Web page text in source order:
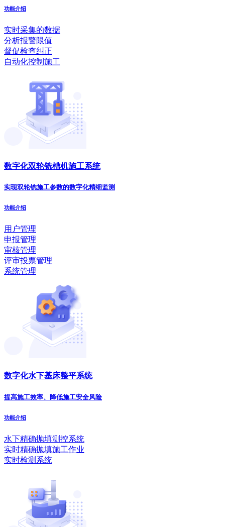
功能介绍
实时采集的数据
分析报警限值
督促检查纠正
自动化控制施工
数字化双轮铣槽机施工系统
实现双轮铣施工参数的数字化精细监测
功能介绍
用户管理
申报管理
审核管理
评审投票管理
系统管理
数字化水下基床整平系统
提高施工效率、降低施工安全风险
功能介绍
水下精确抛填测控系统
实时精确拋填施工作业
实时检测系统